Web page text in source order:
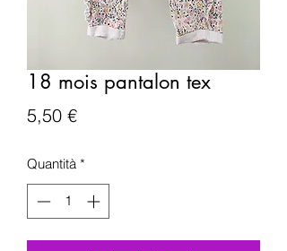
18 mois pantalon tex
5,50 €Prezzo
Quantità *